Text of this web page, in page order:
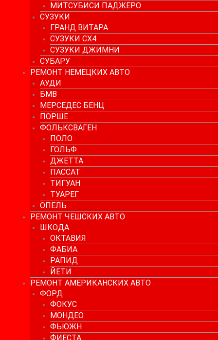
МИТСУБИСИ ПАДЖЕРО
СУЗУКИ
ГРАНД ВИТАРА
СУЗУКИ СХ4
СУЗУКИ ДЖИМНИ
СУБАРУ
РЕМОНТ НЕМЕЦКИХ АВТО
АУДИ
БМВ
МЕРСЕДЕС БЕНЦ
ПОРШЕ
ФОЛЬКСВАГЕН
ПОЛО
ГОЛЬФ
ДЖЕТТА
ПАССАТ
ТИГУАН
ТУАРЕГ
ОПЕЛЬ
РЕМОНТ ЧЕШСКИХ АВТО
ШКОДА
ОКТАВИЯ
ФАБИА
РАПИД
ЙЕТИ
РЕМОНТ АМЕРИКАНСКИХ АВТО
ФОРД
ФОКУС
МОНДЕО
ФЬЮЖН
ФИЕСТА